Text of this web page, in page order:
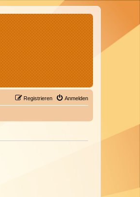
Anmelden
Registrieren